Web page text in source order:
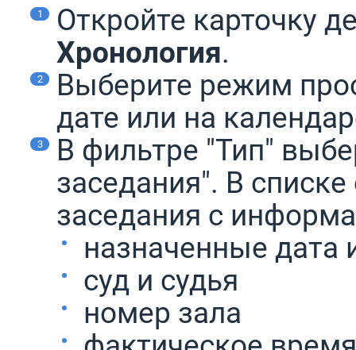
Откройте карточку
Хронология.
Выберите режим
дате или на
В фильтре "Тип"
заседания". В
заседания с
назначенные дата
суд и судья
номер зала